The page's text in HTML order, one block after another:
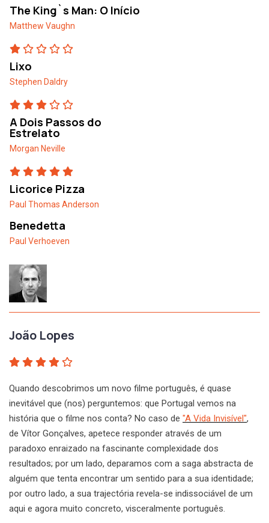
The King`s Man: O Início
Matthew Vaughn
Lixo
Stephen Daldry
A Dois Passos do
Estrelato
Morgan Neville
Licorice Pizza
Paul Thomas Anderson
Benedetta
Paul Verhoeven
João Lopes
Quando descobrimos um novo filme português, é quase
inevitável que (nos) perguntemos: que Portugal vemos na
história que o filme nos conta? No caso de "A Vida Invisível",
de Vítor Gonçalves, apetece responder através de um
paradoxo enraizado na fascinante complexidade dos
resultados; por um lado, deparamos com a saga abstracta de
alguém que tenta encontrar um sentido para a sua identidade;
por outro lado, a sua trajectória revela-se indissociável de um
aqui e agora muito concreto, visceralmente português.